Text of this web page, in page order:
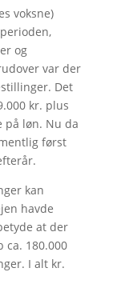
voksne)
og
var der
Det
kr. plus
på løn. Nu da
først
kan
havde
at der
ca. 180.000
I alt kr.